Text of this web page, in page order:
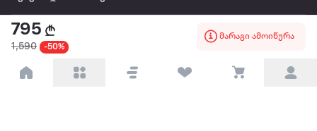
795
1,590 -50%
მარაგი ამოიწურა
პარტნიორებისთვის
ტრენდული